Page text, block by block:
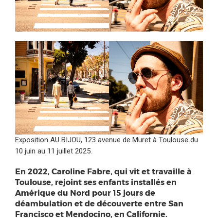
Exposition AU BIJOU, 123 avenue de Muret à Toulouse du
10 juin au 11 juillet 2025.
En 2022, Caroline Fabre, qui vit et travaille à
Toulouse, rejoint ses enfants installés en
Amérique du Nord pour 15 jours de
déambulation et de découverte entre San
Francisco et Mendocino, en Californie.